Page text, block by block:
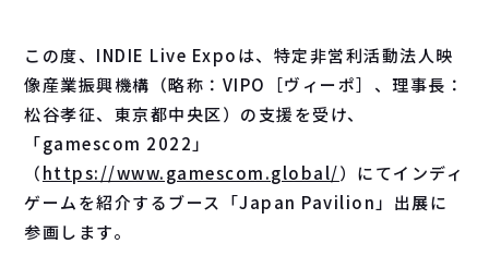
この度、INDIE Live Expoは、特定非営利活動法人映
像産業振興機構（略称：VIPO［ヴィーポ］、理事長：
松谷孝征、東京都中央区）の支援を受け、
「gamescom 2022」
（https://www.gamescom.global/）にてインディ
ゲームを紹介するブース「Japan Pavilion」出展に
参画します。